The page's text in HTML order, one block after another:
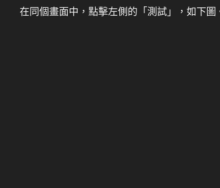
在同個畫面中，點擊左側的「測試」，如下圖